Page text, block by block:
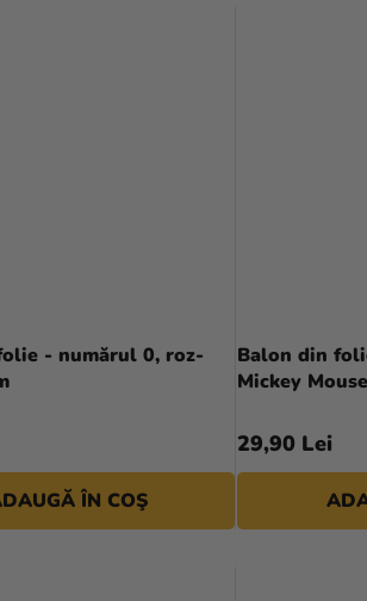
- numărul 0, roz-
ÎN COŞ
Balon din
Mickey
29,90 Lei